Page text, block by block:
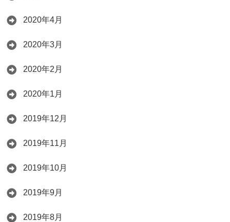
2020年4月
2020年3月
2020年2月
2020年1月
2019年12月
2019年11月
2019年10月
2019年9月
2019年8月